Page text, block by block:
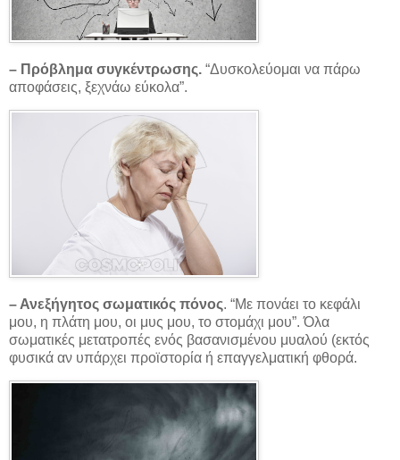
– Πρόβλημα συγκέντρωσης. “Δυσκολεύομαι να πάρω
αποφάσεις, ξεχνάω εύκολα”.
– Ανεξήγητος σωματικός πόνος. “Με πονάει το κεφάλι
μου, η πλάτη μου, οι μυς μου, το στομάχι μου”. Όλα
σωματικές μετατροπές ενός βασανισμένου μυαλού (εκτός
φυσικά αν υπάρχει προϊστορία ή επαγγελματική φθορά.